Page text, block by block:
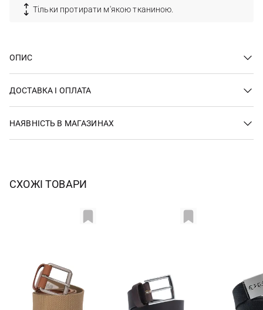
Тільки протирати м'якою тканиною.
ОПИС
ДОСТАВКА І ОПЛАТА
НАЯВНІСТЬ В МАГАЗИНАХ
СХОЖІ ТОВАРИ